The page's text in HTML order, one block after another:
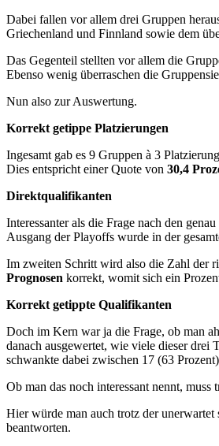
Dabei fallen vor allem drei Gruppen
Griechenland und Finnland sowie dem
Das Gegenteil stellten vor allem die
Ebenso wenig überraschen die
Nun also zur Auswertung.
Korrekt getippe Platzierungen
Ingesamt gab es 9 Gruppen à 3
Dies entspricht einer Quote von 30,4
Direktqualifikanten
Interessanter als die Frage nach den
Ausgang der Playoffs wurde in der
Im zweiten Schritt wird also die Zahl der
Prognosen korrekt, womit sich ein
Korrekt getippte Qualifikanten
Doch im Kern war ja die Frage, ob man
danach ausgewertet, wie viele dieser
schwankte dabei zwischen 17 (63
Ob man das noch interessant nennt,
Hier würde man auch trotz der
beantworten.